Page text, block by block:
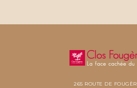
265 ROUTE DE